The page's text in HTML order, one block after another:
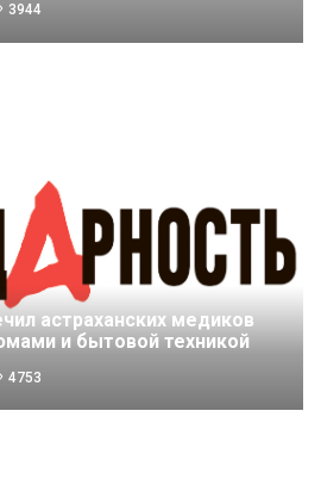
3944
астраханских медиков
и бытовой техникой
4753